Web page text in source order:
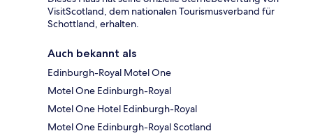
VisitScotland, dem nationalen Tourismusverband für
Schottland, erhalten.
Auch bekannt als
Edinburgh-Royal Motel One
Motel One Edinburgh-Royal
Motel One Hotel Edinburgh-Royal
Motel One Edinburgh-Royal Scotland